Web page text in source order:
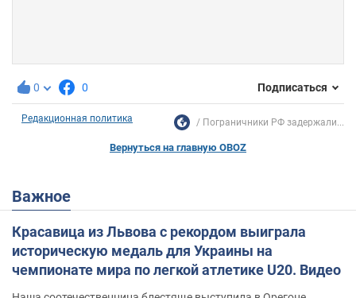
0 0 Подписаться
Редакционная политика Пограничники РФ задержали...
Вернуться на главную OBOZ
Важное
Красавица из Львова с рекордом выиграла
историческую медаль для Украины на
чемпионате мира по легкой атлетике U20. Видео